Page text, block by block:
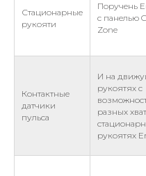
Стационарные
рукояти
Поручень
с панелью
Zone
Контактные
датчики
пульса
И на
рукоятях с
разных
рукоятях